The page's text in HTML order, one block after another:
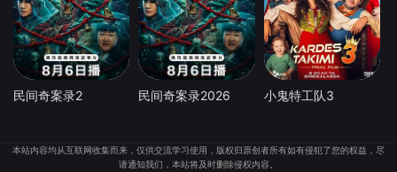
民间奇案录2 民间奇案录2026 小鬼特工队3
本站内容均从互联网收集而来，仅供交流学习使用，版权归原创者所有如有侵犯了您的权益，尽
请通知我们，本站将及时删除侵权内容。